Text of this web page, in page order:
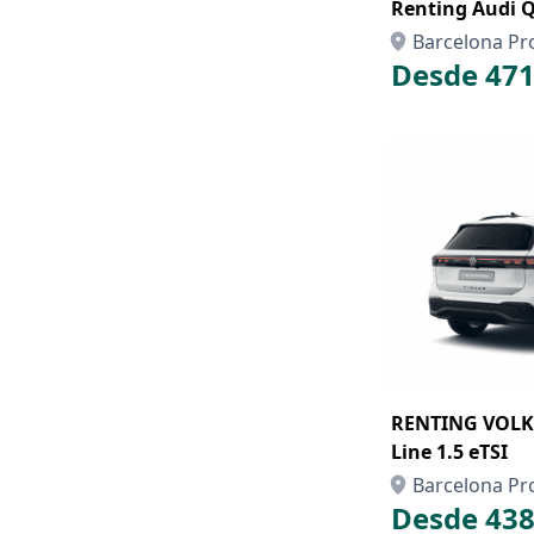
Renting Audi
Barcelona
Desde
RENTING
Line 1.5 eTSI
Barcelona
Desde